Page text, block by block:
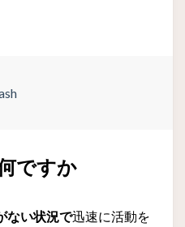
ですか
ない状況で迅速に活動を